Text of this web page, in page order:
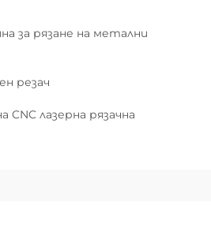
за рязане на метални
резач
лазерна рязачна